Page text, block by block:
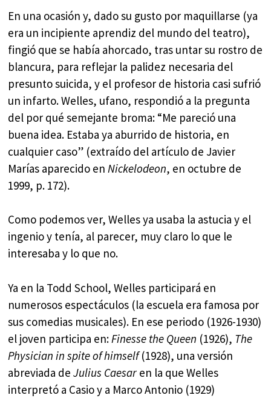
En una ocasión y, dado su gusto por maquillarse (ya
era un incipiente aprendiz del mundo del teatro),
fingió que se había ahorcado, tras untar su rostro de
blancura, para reflejar la palidez necesaria del
presunto suicida, y el profesor de historia casi sufrió
un infarto. Welles, ufano, respondió a la pregunta
del por qué semejante broma: “Me pareció una
buena idea. Estaba ya aburrido de historia, en
cualquier caso” (extraído del artículo de Javier
Marías aparecido enNickelodeon, en octubre de
1999, p. 172).
Como podemos ver, Welles ya usaba la astucia y el
ingenio y tenía, al parecer, muy claro lo que le
interesaba y lo que no.
Ya en la Todd School, Welles participará en
numerosos espectáculos (la escuela era famosa por
sus comedias musicales). En ese periodo (1926-1930)
el joven participa en:Finesse the Queen (1926), The
Physician in spite of himself(1928), una versión
abreviada deJulius Caesar en la que Welles
interpretó a Casio y a Marco Antonio (1929)